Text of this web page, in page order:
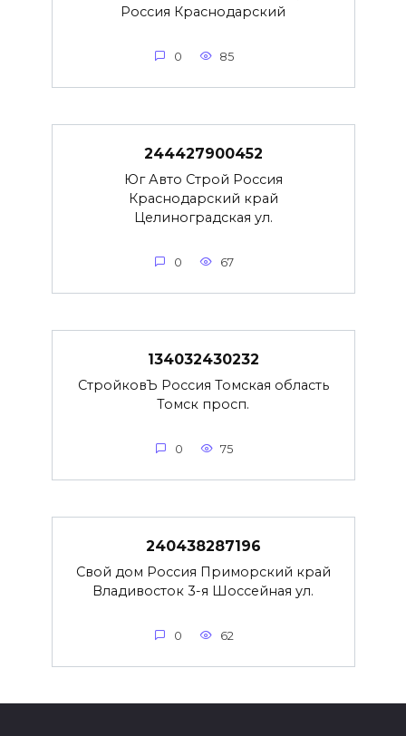
Россия Краснодарский
0 85
244427900452
Юг Авто Строй Россия
Краснодарский край
Целиноградская ул.
0 67
134032430232
СтройковЪ Россия Томская область
Томск просп.
0 75
240438287196
Свой дом Россия Приморский край
Владивосток 3-я Шоссейная ул.
0 62